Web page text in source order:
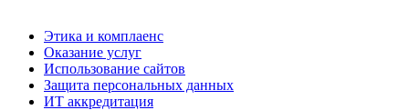
Этика и комплаенс
Оказание услуг
Использование сайтов
Защита персональных данных
ИТ аккредитация